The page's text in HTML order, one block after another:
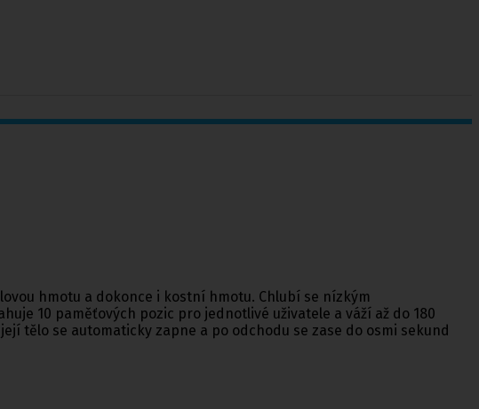
hmotu a dokonce i kostní hmotu. Chlubí se nízkým
10 paměťových pozic pro jednotlivé uživatele a váží až do 180
tělo se automaticky zapne a po odchodu se zase do osmi sekund